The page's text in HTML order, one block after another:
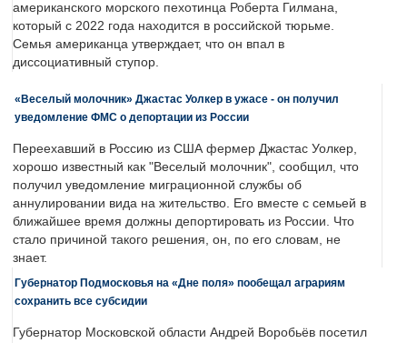
американского морского пехотинца Роберта Гилмана,
который с 2022 года находится в российской тюрьме.
Семья американца утверждает, что он впал в
диссоциативный ступор.
«Веселый молочник» Джастас Уолкер в ужасе - он получил
уведомление ФМС о депортации из России
Переехавший в Россию из США фермер Джастас Уолкер,
хорошо известный как "Веселый молочник", сообщил, что
получил уведомление миграционной службы об
аннулировании вида на жительство. Его вместе с семьей в
ближайшее время должны депортировать из России. Что
стало причиной такого решения, он, по его словам, не
знает.
Губернатор Подмосковья на «Дне поля» пообещал аграриям
сохранить все субсидии
Губернатор Московской области Андрей Воробьёв посетил